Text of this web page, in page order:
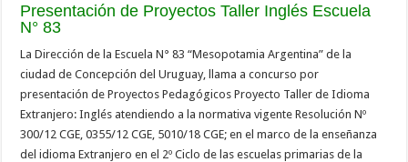
Presentación de Proyectos Taller Inglés Escuela
N° 83
La Dirección de la Escuela N° 83 “Mesopotamia Argentina” de la
ciudad de Concepción del Uruguay, llama a concurso por
presentación de Proyectos Pedagógicos Proyecto Taller de Idioma
Extranjero: Inglés atendiendo a la normativa vigente Resolución Nº
300/12 CGE, 0355/12 CGE, 5010/18 CGE; en el marco de la enseñanza
del idioma Extranjero en el 2º Ciclo de las escuelas primarias de la